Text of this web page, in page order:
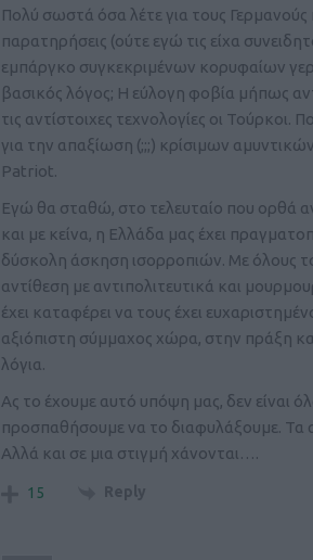
Πολύ σωστά όσα λέτε για τους Γερμανούς
παρατηρήσεις (ούτε εγώ τις είχα
εμπάργκο συγκεκριμένων κορυφαίων
βασικός λόγος; Η εύλογη φοβία μήπως
τις αντίστοιχες τεχνολογίες οι Τούρκοι.
για την απαξίωση (;;;) κρίσιμων
Patriot.
Εγώ θα σταθώ, στο τελευταίο που ορθά
και με κείνα, η Ελλάδα μας έχει
δύσκολη άσκηση ισορροπιών. Με όλους
αντίθεση με αντιπολιτευτικά και
έχει καταφέρει να τους έχει
αξιόπιστη σύμμαχος χώρα, στην πράξη
λόγια.
Ας το έχουμε αυτό υπόψη μας, δεν είναι
προσπαθήσουμε να το διαφυλάξουμε. Τα
Αλλά και σε μια στιγμή χάνονται….
15 Reply